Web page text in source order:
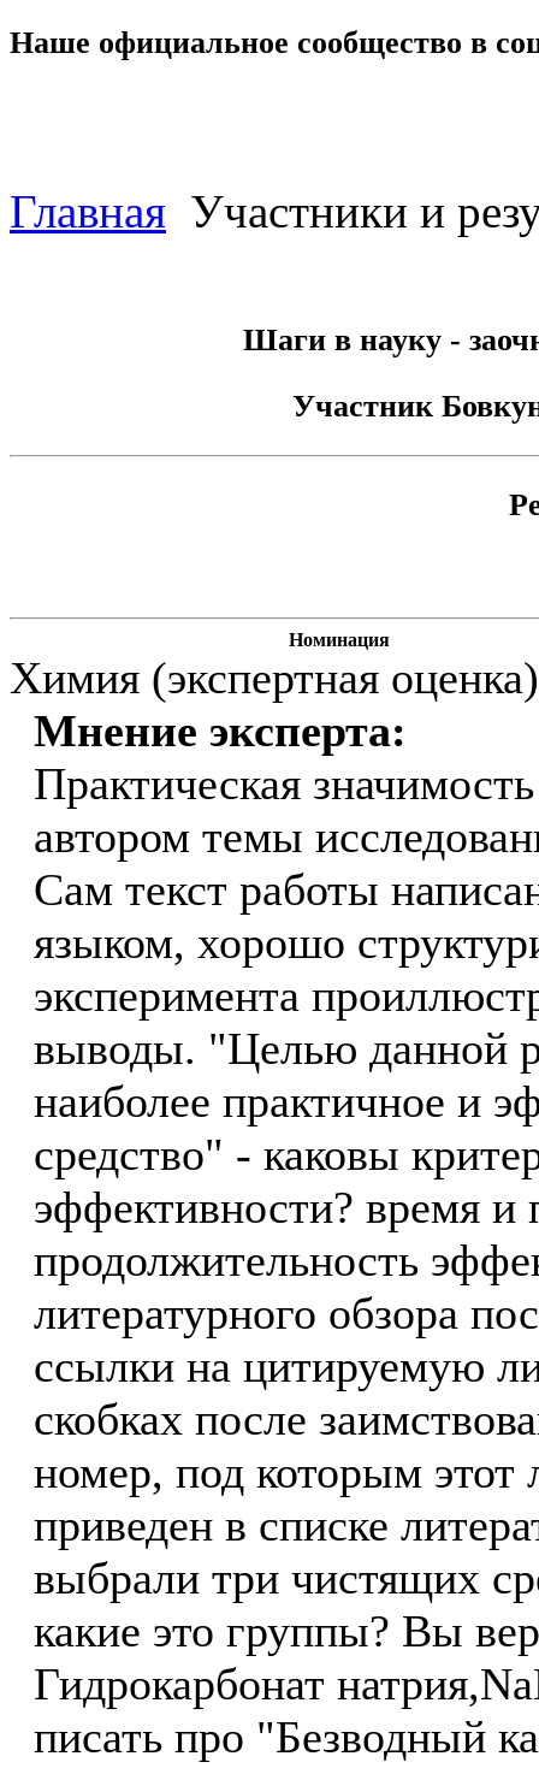
Наше официальное сообщество в
Главная Участники и
Шаги в науку -
Участник
Номинация
Химия (экспертная оценка)
Мнение эксперта:
Практическая
автором темы
Сам текст работы
языком, хорошо
эксперимента
выводы. "Целью данной
наиболее практичное и
средство" - каковы
эффективности? время и
продолжительность
литературного обзора
ссылки на цитируемую
скобках после
номер, под которым этот
приведен в списке
выбрали три чистящих
какие это группы? Вы
Гидрокарбонат
писать про "Безводный